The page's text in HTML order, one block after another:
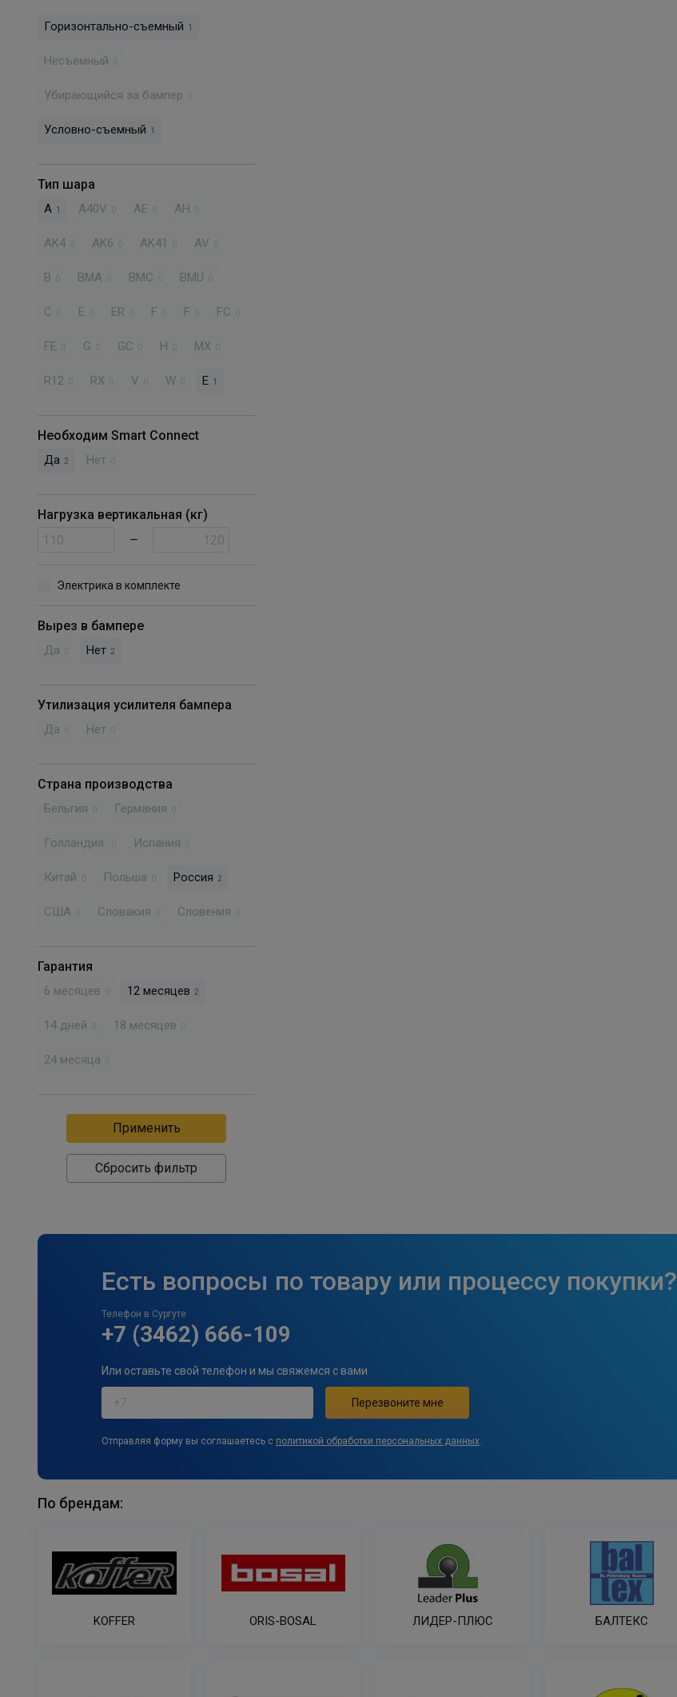
Горизонтально-съемный 1
Несъемный
Убирающийся за бампер
Условно-съемный 1
Тип шара
A 1 A40V AE AH
AK4 AK6 AK41 AV
B BMA BMC BMU
C E ER F F FC
FE G GC H MX
R12 RX V W Е 1
Необходим Smart Connect
Да 2 Нет
Нагрузка вертикальная (кг)
—
Электрика в комплекте
Вырез в бампере
Да Нет 2
Утилизация усилителя бампера
Да Нет
Страна производства
Бельгия Германия
Голландия Испания
Китай Польша Россия 2
США Словакия Словения
Гарантия
6 месяцев 12 месяцев 2
14 дней 18 месяцев
24 месяца
Сбросить фильтр
Есть вопросы по товару или процессу покупки?
Телефон в Сургуте
+7 (3462) 666-109
Или оставьте свой телефон и мы свяжемся с вами
Отправляя форму вы соглашаетесь с политикой обработки персональных данных.
По брендам:
KOFFER ORIS-BOSAL ЛИДЕР-ПЛЮС БАЛТЕКС